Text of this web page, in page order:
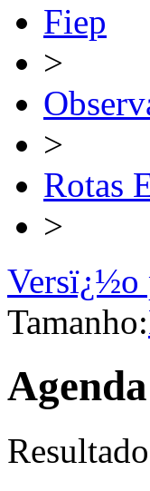
Fiep
>
>
Rotas
>
Versï¿½o
Tamanho:
Agenda